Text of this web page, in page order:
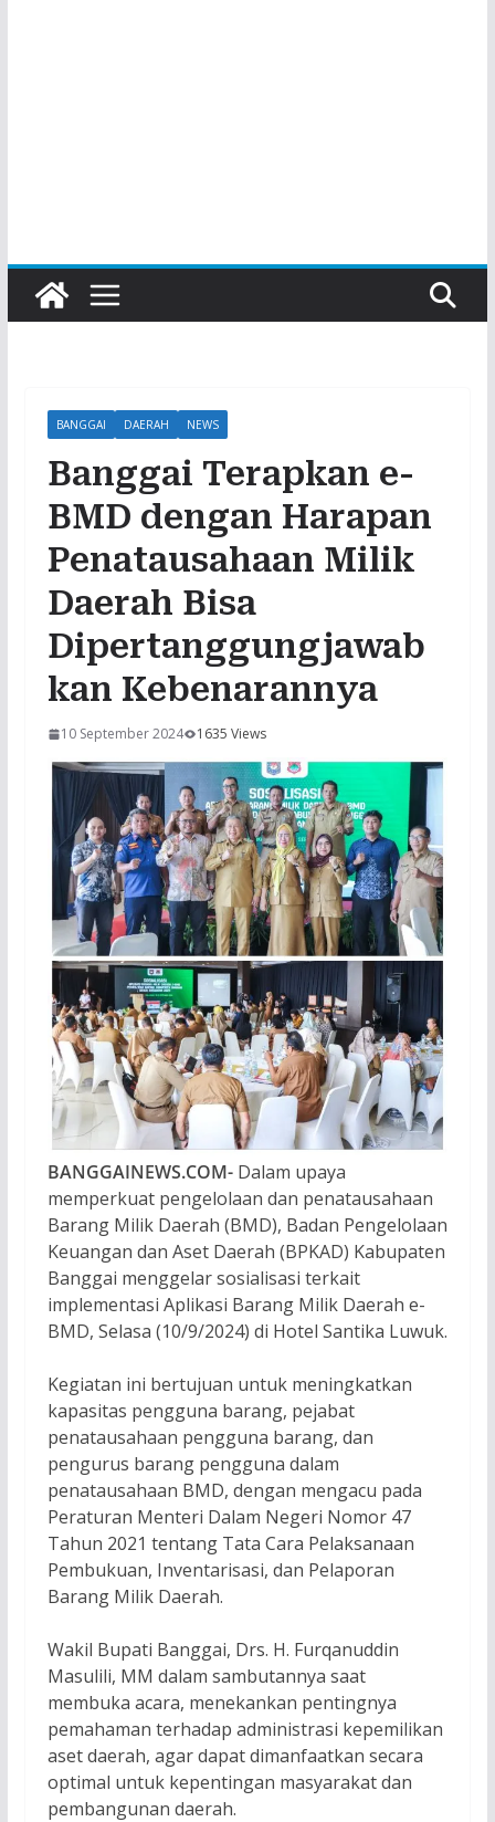
BANGGAI DAERAH NEWS
Banggai Terapkan e-
BMD dengan Harapan
Penatausahaan Milik
Daerah Bisa
Dipertanggungjawab
kan Kebenarannya
10 September 2024 1635 Views
BANGGAINEWS.COM-Dalam upaya
memperkuat pengelolaan dan penatausahaan
Barang Milik Daerah (BMD), Badan Pengelolaan
Keuangan dan Aset Daerah (BPKAD) Kabupaten
Banggai menggelar sosialisasi terkait
implementasi Aplikasi Barang Milik Daerah e-
BMD, Selasa (10/9/2024) di Hotel Santika Luwuk.
Kegiatan ini bertujuan untuk meningkatkan
kapasitas pengguna barang, pejabat
penatausahaan pengguna barang, dan
pengurus barang pengguna dalam
penatausahaan BMD, dengan mengacu pada
Peraturan Menteri Dalam Negeri Nomor 47
Tahun 2021 tentang Tata Cara Pelaksanaan
Pembukuan, Inventarisasi, dan Pelaporan
Barang Milik Daerah.
Wakil Bupati Banggai, Drs. H. Furqanuddin
Masulili, MM dalam sambutannya saat
membuka acara, menekankan pentingnya
pemahaman terhadap administrasi kepemilikan
aset daerah, agar dapat dimanfaatkan secara
optimal untuk kepentingan masyarakat dan
pembangunan daerah.